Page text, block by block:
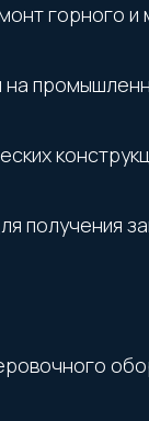
горного и
получения